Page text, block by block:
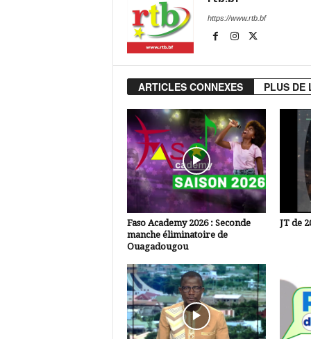
https://www.rtb.bf
ARTICLES CONNEXES PLUS DE
Faso Academy 2026 : Seconde
manche éliminatoire de
Ouagadougou
JT de